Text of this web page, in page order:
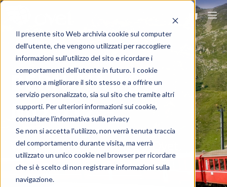
Il presente sito Web archivia cookie sul computer
dell'utente, che vengono utilizzati per raccogliere
informazioni sull'utilizzo del sito e ricordare i
comportamenti dell'utente in futuro. I cookie
servono a migliorare il sito stesso e a offrire un
servizio personalizzato, sia sul sito che tramite altri
supporti. Per ulteriori informazioni sui cookie,
consultare l'informativa sulla privacy
Se non si accetta l'utilizzo, non verrà tenuta traccia
del comportamento durante visita, ma verrà
utilizzato un unico cookie nel browser per ricordare
che si è scelto di non registrare informazioni sulla
navigazione.
BERNINA E ST.
MORITZ
Viaggia ovunque, viaggia Ovet.